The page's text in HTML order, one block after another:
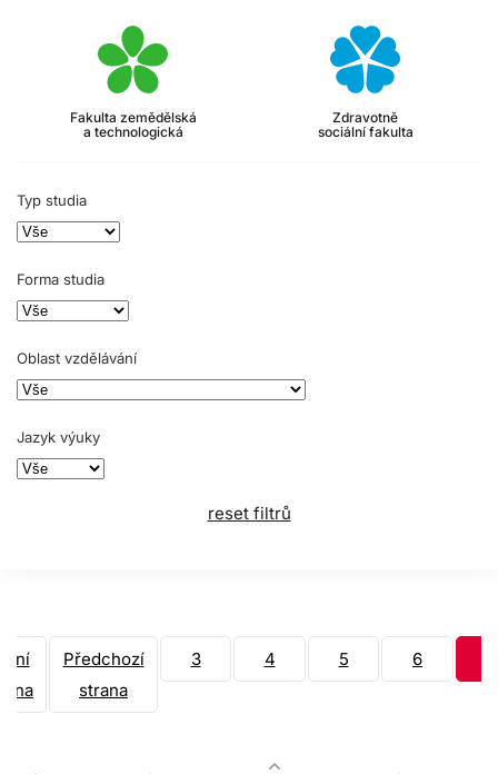
Fakulta zemědělská
a technologická
Zdravotně
sociální fakulta
Typ studia
Forma studia
Oblast vzdělávání
Jazyk výuky
reset filtrů
Předchozí
strana
3 4 5 6